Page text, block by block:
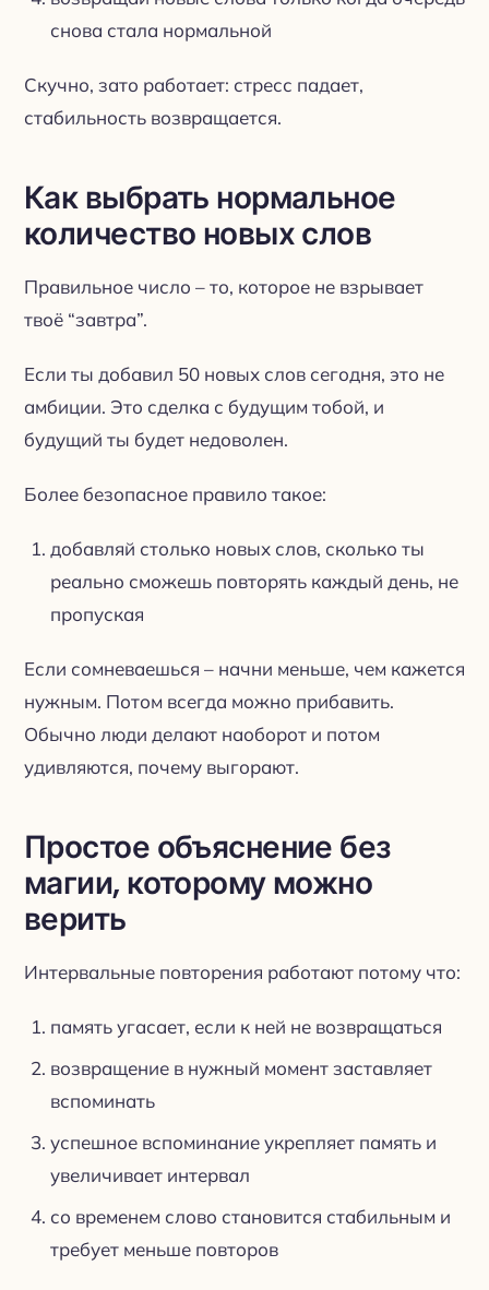
снова стала нормальной
Скучно, зато работает: стресс падает,
стабильность возвращается.
Как выбрать нормальное
количество новых слов
Правильное число – то, которое не взрывает
твоё “завтра”.
Если ты добавил 50 новых слов сегодня, это не
амбиции. Это сделка с будущим тобой, и
будущий ты будет недоволен.
Более безопасное правило такое:
добавляй столько новых слов, сколько ты
реально сможешь повторять каждый день, не
пропуская
Если сомневаешься – начни меньше, чем кажется
нужным. Потом всегда можно прибавить.
Обычно люди делают наоборот и потом
удивляются, почему выгорают.
Простое объяснение без
магии, которому можно
верить
Интервальные повторения работают потому что:
память угасает, если к ней не возвращаться
возвращение в нужный момент заставляет
вспоминать
успешное вспоминание укрепляет память и
увеличивает интервал
со временем слово становится стабильным и
требует меньше повторов